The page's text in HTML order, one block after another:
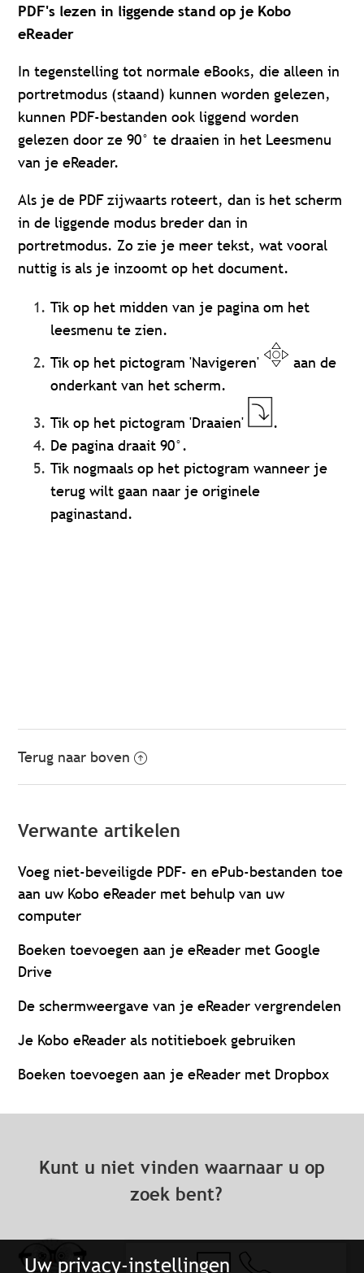
Uw privacy-instellingen
PDF's lezen in liggende stand op je Kobo
eReader
In tegenstelling tot normale eBooks, die alleen in
portretmodus (staand) kunnen worden gelezen,
kunnen PDF-bestanden ook liggend worden
gelezen door ze 90° te draaien in het Leesmenu
van je eReader.
Als je de PDF zijwaarts roteert, dan is het scherm
in de liggende modus breder dan in
portretmodus. Zo zie je meer tekst, wat vooral
nuttig is als je inzoomt op het document.
Tik op het midden van je pagina om het
leesmenu te zien.
Tik op het pictogram 'Navigeren'
aan de
onderkant van het scherm.
Tik op het pictogram 'Draaien'
.
De pagina draait 90°.
Tik nogmaals op het pictogram wanneer je
terug wilt gaan naar je originele
paginastand.
Terug naar boven
Verwante artikelen
Voeg niet-beveiligde PDF- en ePub-bestanden toe
aan uw Kobo eReader met behulp van uw
computer
Boeken toevoegen aan je eReader met Google
Drive
De schermweergave van je eReader vergrendelen
Je Kobo eReader als notitieboek gebruiken
Boeken toevoegen aan je eReader met Dropbox
Kunt u niet vinden waarnaar u op
zoek bent?